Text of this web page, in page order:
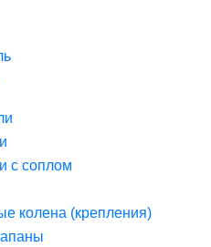
с соплом
колена (крепления)